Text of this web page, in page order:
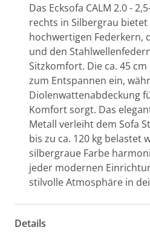
Das Ecksofa CALM 2.0 -
rechts in Silbergrau
hochwertigen Federkern,
und den
Sitzkomfort. Die ca. 45
zum Entspannen ein,
Diolenwattenabdeckung
Komfort sorgt. Das
Metall verleiht dem Sofa
bis zu ca. 120 kg belastet
silbergraue Farbe
jeder modernen
stilvolle Atmosphäre in
Details